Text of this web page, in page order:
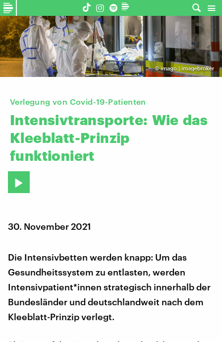
©imago | imagebroker
Verlegung von Covid-19-Patienten
Intensivtransporte: Wie das
Kleeblatt-Prinzip
funktioniert
30. November 2021
Die Intensivbetten werden knapp: Um das
Gesundheitssystem zu entlasten, werden
Intensivpatient*innen strategisch innerhalb der
Bundesländer und deutschlandweit nach dem
Kleeblatt-Prinzip verlegt.